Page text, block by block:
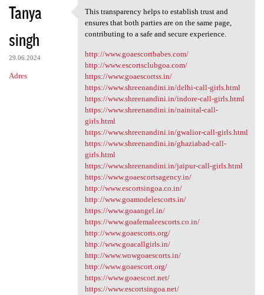
Tanya
singh
29.06.2024
Adres
This transparency helps to
This transparency helps to establish trust and
ensures that both parties are on the same page,
contributing to a safe and secure experience.
http://www.goaescortbabes.com/
http://www.escortsclubgoa.com/
https://www.goaescortss.in/
https://www.shreenandini.in/delhi-call-girls.html
https://www.shreenandini.in/indore-call-girls.html
https://www.shreenandini.in/nainital-call-
girls.html
https://www.shreenandini.in/gwalior-call-girls.html
https://www.shreenandini.in/ghaziabad-call-
girls.html
https://www.shreenandini.in/jaipur-call-girls.html
https://www.goaescortsagency.in/
http://www.escortsingoa.co.in/
http://www.goamodelescorts.in/
https://www.goaangel.in/
https://www.goafemaleescorts.co.in/
http://www.goaescorts.org/
http://www.goacallgirls.in/
http://www.wowgoaescorts.in/
http://www.goaescort.org/
https://www.goaescort.net/
https://www.escortsingoa.net/